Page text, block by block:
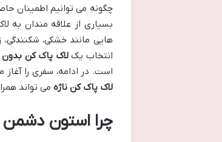
چگونه می توانیم اطمینان
بسیاری از علاقه مندان به
هایی مانند خشکی،
انتخاب یکلاک پاک کن بدون
است. در ادامه، سفری را
لاک پاک کن ناژه می تواند
چرا استون